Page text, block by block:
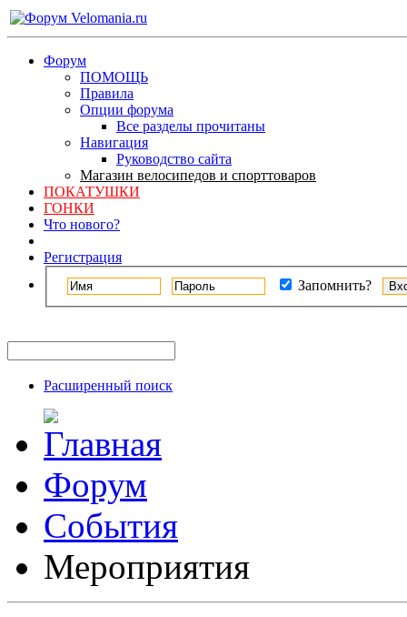
Форум
ПОМОЩЬ
Правила
Опции форума
Все разделы прочитаны
Навигация
Руководство сайта
Магазин велосипедов и спорттоваров
ПОКАТУШКИ
ГОНКИ
Что нового?
Регистрация
Запомнить?
Расширенный поиск
Форум
События
Мероприятия